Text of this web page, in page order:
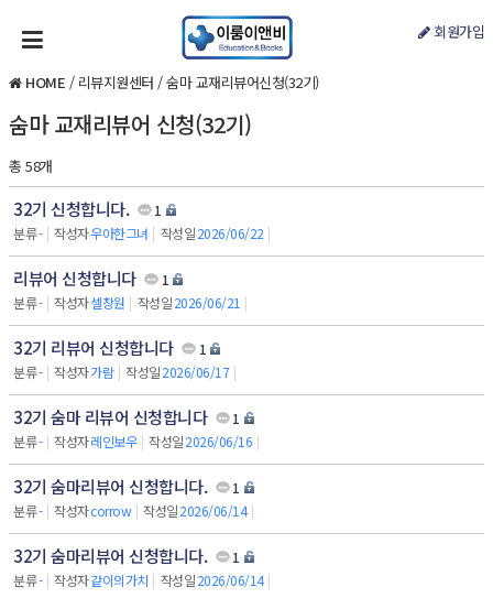
회원가입
HOME / 리뷰지원센터 /숨마 교재리뷰어신청(32기)
숨마 교재리뷰어 신청(32기)
총 58개
32기 신청합니다.
1
분류- | 작성자우아한그녀 | 작성일2026/06/22 |
리뷰어 신청합니다
1
분류- | 작성자셀창원 | 작성일2026/06/21 |
32기 리뷰어 신청합니다
1
분류- | 작성자가람 | 작성일2026/06/17 |
32기 숨마 리뷰어 신청합니다
1
분류- | 작성자레인보우 | 작성일2026/06/16 |
32기 숨마리뷰어 신청합니다.
1
분류- | 작성자corrow | 작성일2026/06/14 |
32기 숨마리뷰어 신청합니다.
1
분류- | 작성자같이의가치 | 작성일2026/06/14 |